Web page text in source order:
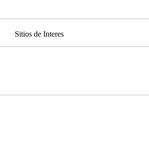
Sitios de Interes